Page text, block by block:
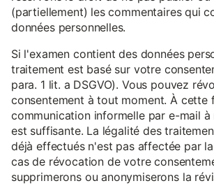
(partiellement) les commentaires qui
données personnelles.
Si l'examen contient des données
traitement est basé sur votre
para. 1 lit. a DSGVO). Vous pouvez
consentement à tout moment. À cette
communication informelle par e-mail
est suffisante. La légalité des
déjà effectués n'est pas affectée par
cas de révocation de votre
supprimerons ou anonymiserons la